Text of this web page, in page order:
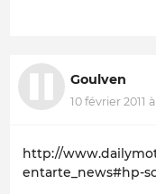
Goulven
10 février 2011
http://
entarte_news#hp-